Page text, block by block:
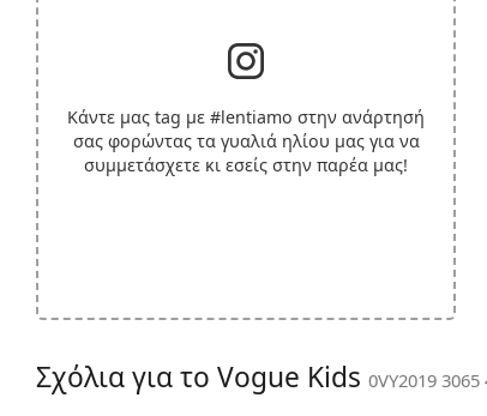
Κάντε μας tag με #lentiamo στην ανάρτησή
σας φορώντας τα γυαλιά ηλίου μας για να
συμμετάσχετε κι εσείς στην παρέα μας!
Σχόλια για το Vogue Kids 0VY2019 3065